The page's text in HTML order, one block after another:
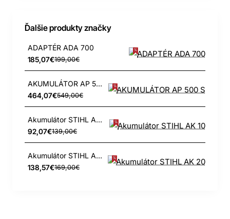
Ďalšie produkty značky
ADAPTÉR ADA 700
185,07€199,00€
AKUMULÁTOR AP 500 S
464,07€549,00€
Akumulátor STIHL AK 10
92,07€139,00€
Akumulátor STIHL AK 20
138,57€169,00€